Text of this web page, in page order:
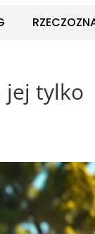
jej tylko